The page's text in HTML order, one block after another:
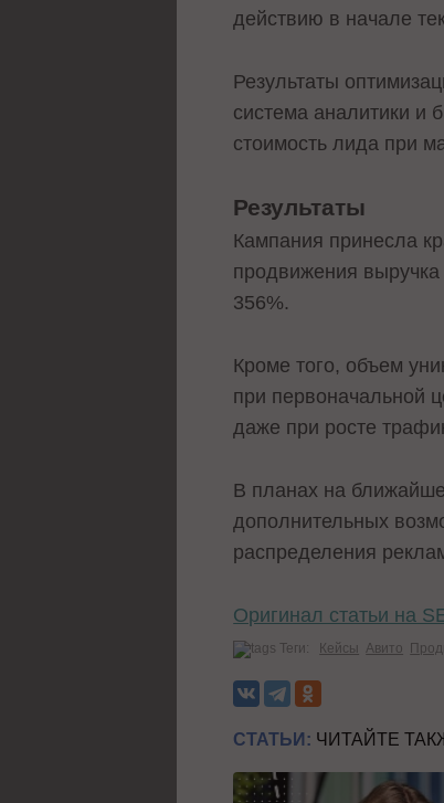
действию в начале
Результаты
система аналитики и
стоимость лида при
Результаты
Кампания принесла
продвижения
356%.
Кроме того, объем
при первоначальной
даже при росте
В планах на
дополнительных
распределения
Оригинал статьи на
Теги: Кейсы Авито
СТАТЬИ: ЧИТАЙТЕ